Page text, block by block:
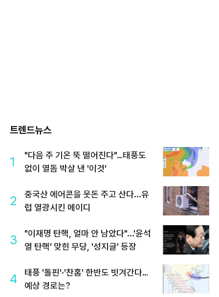
트렌드뉴스
1
"다음 주 기온 뚝 떨어진다"…태풍도
없이 열돔 박살 낸 '이것'
2
중국산 에어콘을 웃돈 주고 산다...유
럽 열광시킨 메이디
3
"이재명 탄핵, 얼마 안 남았다"...'윤석
열 탄핵' 맞힌 무당, '성지글' 등장
4
태풍 '돌핀'·'찬홈' 한반도 빗겨간다…
예상 경로는?